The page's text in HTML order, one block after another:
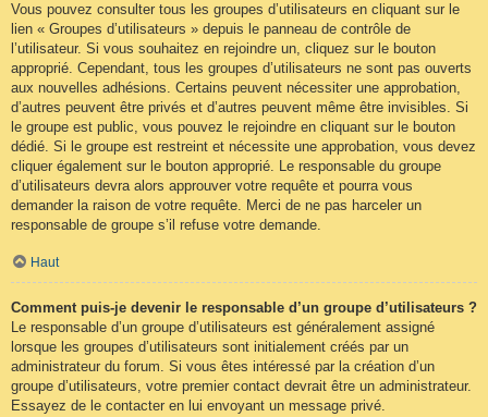
Vous pouvez consulter tous les groupes d’utilisateurs en cliquant sur le
lien « Groupes d’utilisateurs » depuis le panneau de contrôle de
l’utilisateur. Si vous souhaitez en rejoindre un, cliquez sur le bouton
approprié. Cependant, tous les groupes d’utilisateurs ne sont pas ouverts
aux nouvelles adhésions. Certains peuvent nécessiter une approbation,
d’autres peuvent être privés et d’autres peuvent même être invisibles. Si
le groupe est public, vous pouvez le rejoindre en cliquant sur le bouton
dédié. Si le groupe est restreint et nécessite une approbation, vous devez
cliquer également sur le bouton approprié. Le responsable du groupe
d’utilisateurs devra alors approuver votre requête et pourra vous
demander la raison de votre requête. Merci de ne pas harceler un
responsable de groupe s’il refuse votre demande.
Haut
Comment puis-je devenir le responsable d’un groupe d’utilisateurs ?
Le responsable d’un groupe d’utilisateurs est généralement assigné
lorsque les groupes d’utilisateurs sont initialement créés par un
administrateur du forum. Si vous êtes intéressé par la création d’un
groupe d’utilisateurs, votre premier contact devrait être un administrateur.
Essayez de le contacter en lui envoyant un message privé.